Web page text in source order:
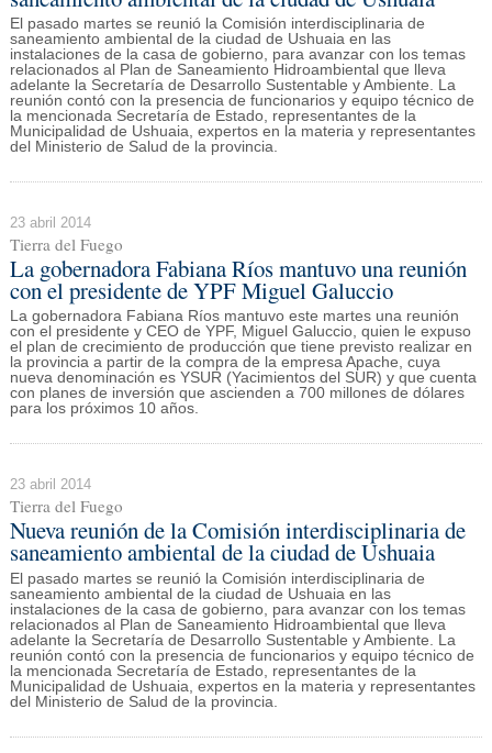
El pasado martes se reunió la Comisión interdisciplinaria de
saneamiento ambiental de la ciudad de Ushuaia en las
instalaciones de la casa de gobierno, para avanzar con los temas
relacionados al Plan de Saneamiento Hidroambiental que lleva
adelante la Secretaría de Desarrollo Sustentable y Ambiente. La
reunión contó con la presencia de funcionarios y equipo técnico de
la mencionada Secretaría de Estado, representantes de la
Municipalidad de Ushuaia, expertos en la materia y representantes
del Ministerio de Salud de la provincia.
23 abril 2014
Tierra del Fuego
La gobernadora Fabiana Ríos mantuvo una reunión
con el presidente de YPF Miguel Galuccio
La gobernadora Fabiana Ríos mantuvo este martes una reunión
con el presidente y CEO de YPF, Miguel Galuccio, quien le expuso
el plan de crecimiento de producción que tiene previsto realizar en
la provincia a partir de la compra de la empresa Apache, cuya
nueva denominación es YSUR (Yacimientos del SUR) y que cuenta
con planes de inversión que ascienden a 700 millones de dólares
para los próximos 10 años.
23 abril 2014
Tierra del Fuego
Nueva reunión de la Comisión interdisciplinaria de
saneamiento ambiental de la ciudad de Ushuaia
El pasado martes se reunió la Comisión interdisciplinaria de
saneamiento ambiental de la ciudad de Ushuaia en las
instalaciones de la casa de gobierno, para avanzar con los temas
relacionados al Plan de Saneamiento Hidroambiental que lleva
adelante la Secretaría de Desarrollo Sustentable y Ambiente. La
reunión contó con la presencia de funcionarios y equipo técnico de
la mencionada Secretaría de Estado, representantes de la
Municipalidad de Ushuaia, expertos en la materia y representantes
del Ministerio de Salud de la provincia.